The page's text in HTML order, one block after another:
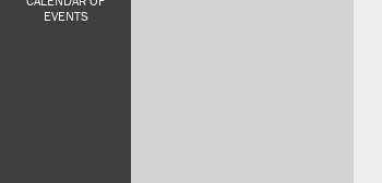
EVENTS